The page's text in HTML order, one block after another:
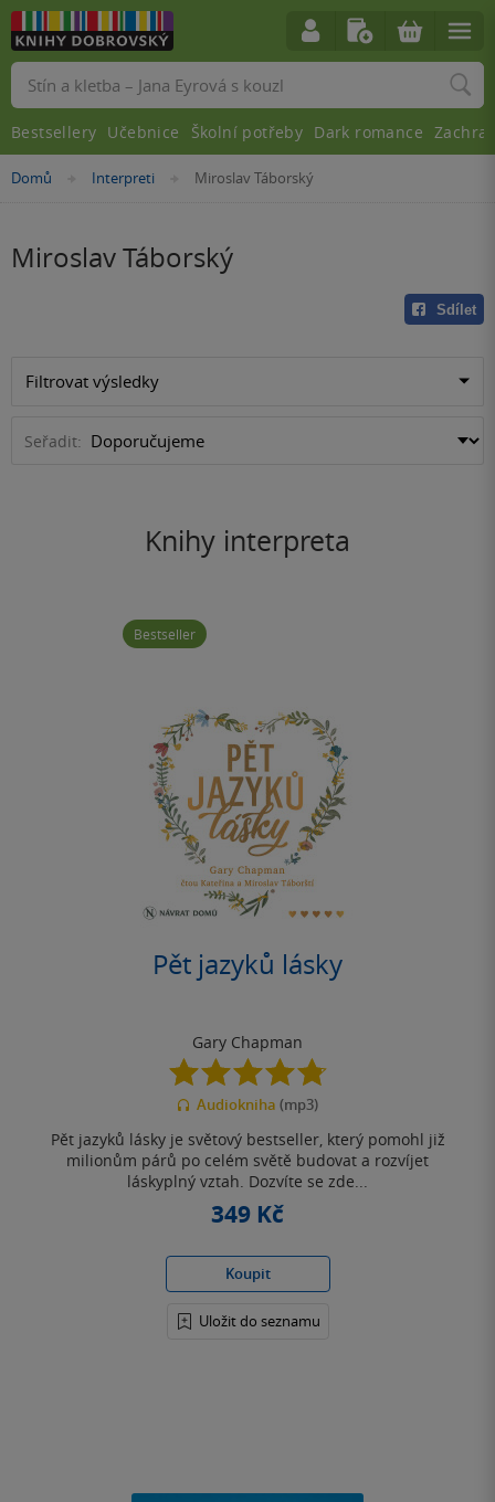
Nacházíte
Domů »
Interpreti »
Miroslav Táborský
Miroslav Táborský
Sdílet
Filtrovat výsledky
Seřadit:
Knihy interpreta
Bestseller
Pět jazyků lásky
Gary Chapman
4.8
z
5
Audiokniha (mp3)
Pět jazyků lásky je světový bestseller, který pomohl již
milionům párů po celém světě budovat a rozvíjet
láskyplný vztah. Dozvíte se zde...
349 Kč
Koupit
Uložit do seznamu
Vyhledávání
Bestsellery Učebnice Školní potřeby Dark romance